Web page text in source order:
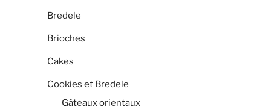
Bredele
Brioches
Cakes
Cookies et Bredele
Gâteaux orientaux